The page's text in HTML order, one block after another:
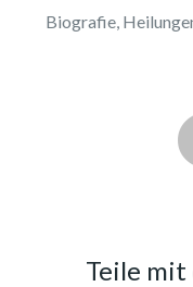
Biografie,
Teile